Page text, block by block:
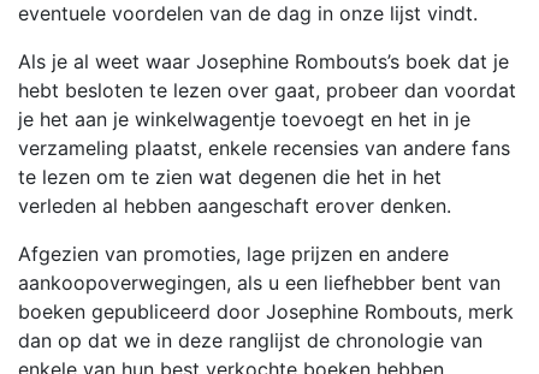
eventuele voordelen van de dag in onze lijst vindt.
Als je al weet waar Josephine Rombouts’s boek dat je
hebt besloten te lezen over gaat, probeer dan voordat
je het aan je winkelwagentje toevoegt en het in je
verzameling plaatst, enkele recensies van andere fans
te lezen om te zien wat degenen die het in het
verleden al hebben aangeschaft erover denken.
Afgezien van promoties, lage prijzen en andere
aankoopoverwegingen, als u een liefhebber bent van
boeken gepubliceerd door Josephine Rombouts, merk
dan op dat we in deze ranglijst de chronologie van